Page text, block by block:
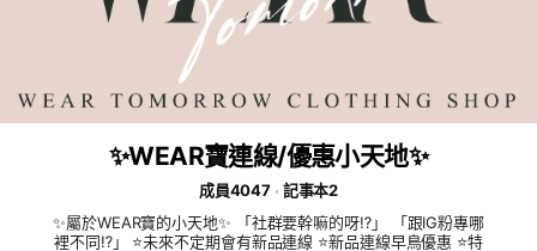
✨WEAR寶連線/優惠小天地✨
成員4047
記事本2
✨屬於WEAR寶的小天地✨ 「社群要幹嘛的呀⁉️」 「跟IG粉專哪
裡不同⁉️」 ⭐️未來不定期會有新品連線 ⭐️新品連線早鳥優惠 ⭐️特